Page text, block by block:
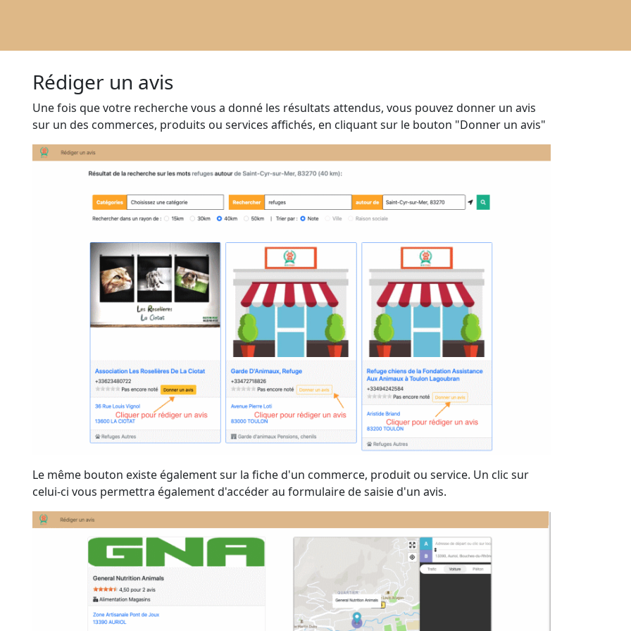
Rédiger un avis
Une fois que votre recherche vous a donné les résultats attendus, vous pouvez donner un avis
sur un des commerces, produits ou services affichés, en cliquant sur le bouton "Donner un avis"
Le même bouton existe également sur la fiche d'un commerce, produit ou service. Un clic sur
celui-ci vous permettra également d'accéder au formulaire de saisie d'un avis.